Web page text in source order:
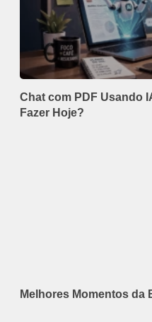
Chat com PDF Usando
Fazer Hoje?
Melhores Momentos da